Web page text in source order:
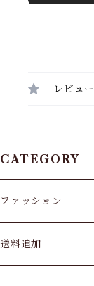
レビュー
CATEGORY
ファッション
パンツ&スカート
送料追加